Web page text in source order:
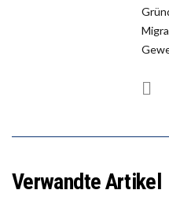
Verwandte Artikel